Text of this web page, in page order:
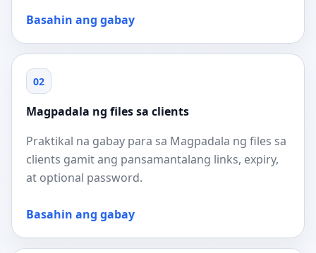
Basahin ang gabay
02
Magpadala ng files sa clients
Praktikal na gabay para sa Magpadala ng files sa
clients gamit ang pansamantalang links, expiry,
at optional password.
Basahin ang gabay